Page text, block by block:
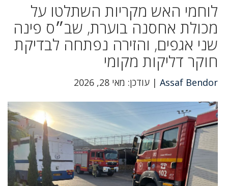
לוחמי האש מקריות השתלטו על
מכולת אחסנה בוערת, שב״ס פינה
שני אגפים, והזירה נפתחה לבדיקת
חוקר דליקות מקומי
Assaf Bendor | עודכן: מאי 28, 2026